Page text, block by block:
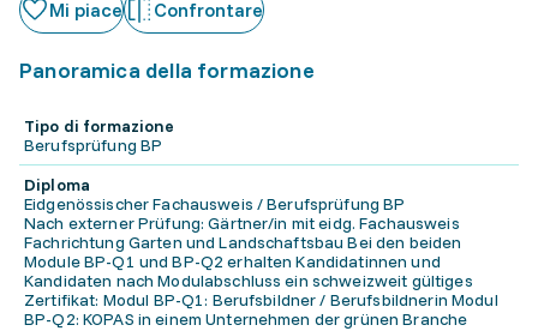
Mi piace Confrontare
Panoramica della formazione
Tipo di formazione
Berufsprüfung BP
Diploma
Eidgenössischer Fachausweis / Berufsprüfung BP
Nach externer Prüfung: Gärtner/in mit eidg. Fachausweis
Fachrichtung Garten und Landschaftsbau Bei den beiden
Module BP-Q1 und BP-Q2 erhalten Kandidatinnen und
Kandidaten nach Modulabschluss ein schweizweit gültiges
Zertifikat: Modul BP-Q1: Berufsbildner / Berufsbildnerin Modul
BP-Q2: KOPAS in einem Unternehmen der grünen Branche